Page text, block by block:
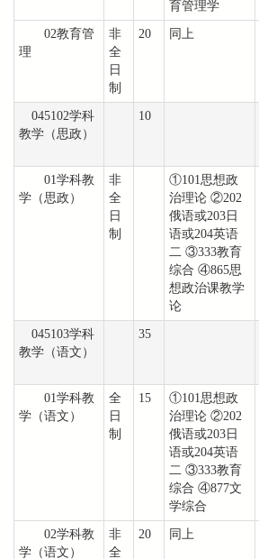
育管理学
02教育管
理
非
全
日
制
20 同上
045102学科
教学（思政）
10
01学科教
学（思政）
非
全
日
制
①101思想政
治理论 ②202
俄语或203日
语或204英语
二 ③333教育
综合 ④865思
想政治课教学
论
045103学科
教学（语文）
35
01学科教
学（语文）
全
日
制
15
①101思想政
治理论 ②202
俄语或203日
语或204英语
二 ③333教育
综合 ④877文
学综合
02学科教
学（语文）
非
全
20 同上